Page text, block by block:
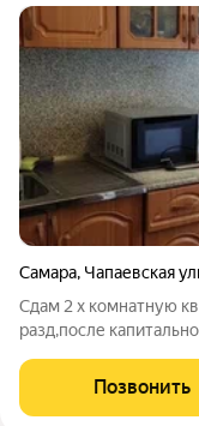
Самара, Чапаевская
Сдам 2 х комнатную
разд,после
холодильникПозвонить